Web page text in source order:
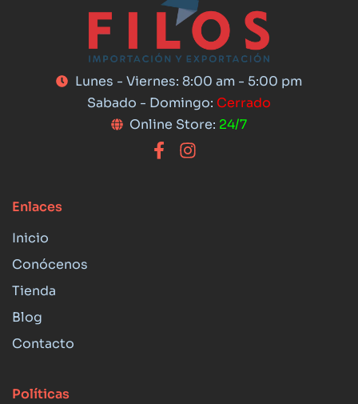
Lunes - Viernes: 8:00 am - 5:00 pm
Sabado - Domingo: Cerrado
Online Store: 24/7
Enlaces
Inicio
Conócenos
Tienda
Blog
Contacto
Políticas